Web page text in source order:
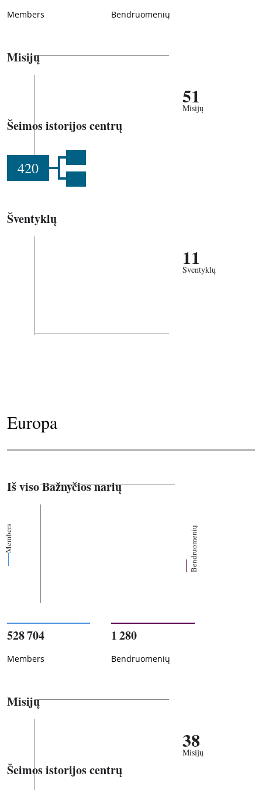
Members Bendruomenių
Misijų
51
Misijų
Šeimos istorijos centrų
420
Šventyklų
11
Šventyklų
Europa
Iš viso Bažnyčios narių
Members Bendruomenių
528 704
Members
1 280
Bendruomenių
Misijų
38
Misijų
Šeimos istorijos centrų